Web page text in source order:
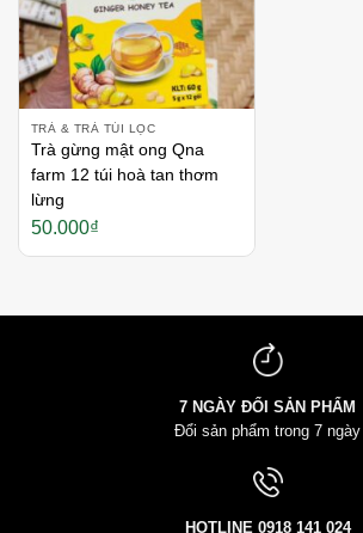
TRÀ & TRÀ TÚI LỌC
Trà gừng mật ong Qna
farm 12 túi hoà tan thơm
lừng
50.000₫
7 NGÀY ĐỔI SẢN PHẨM
Đổi sản phẩm trong 7 ngày
HOTLINE 0918 141 024